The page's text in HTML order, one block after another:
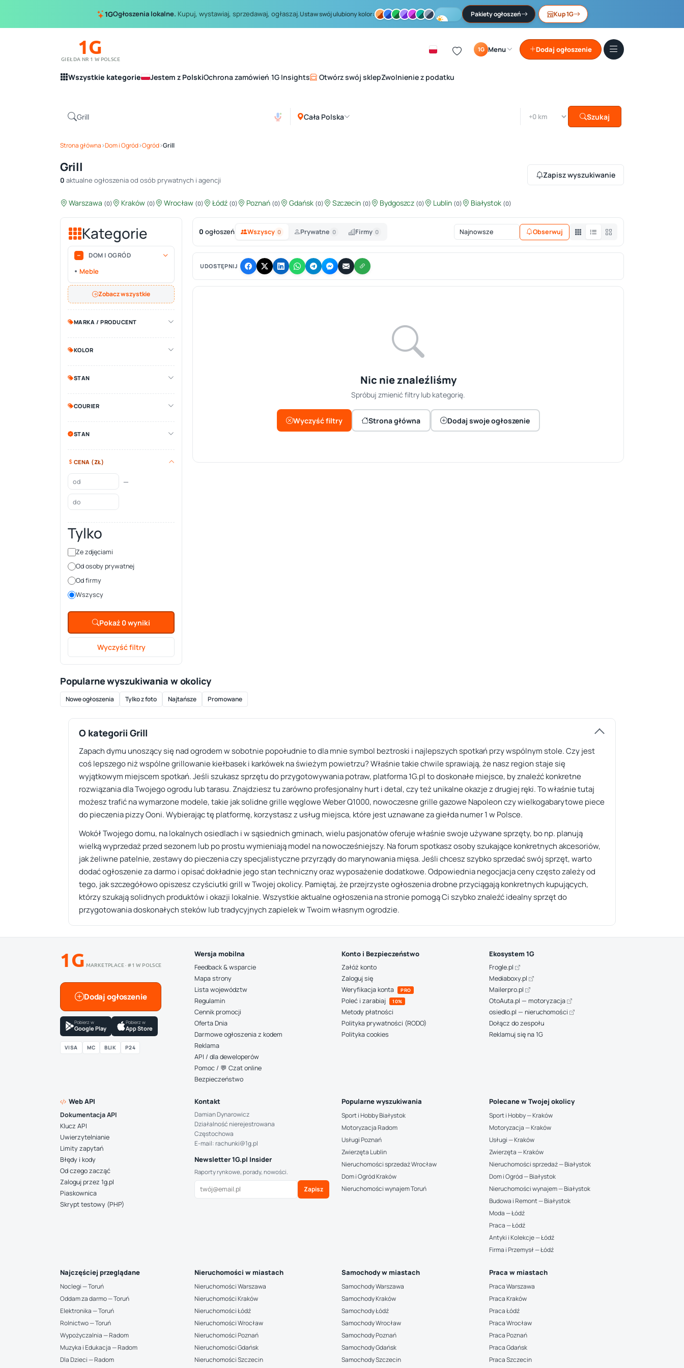
1GOgłoszenia lokalne. Kupuj, wystawiaj, sprzedawaj, ogłaszaj.Ustaw swój ulubiony kolor: Pakiety ogłoszeń Kup 1G
1G
GIEŁDA NR 1 W POLSCE
1G Menu Dodaj ogłoszenie
Wszystkie kategorie Jestem z PolskiOchrona zamówień 1G Insights Otwórz swój sklepZwolnienie z podatku
Cała Polska Szukaj
Strona główna›Dom i Ogród›Ogród›Grill
Grill
0 aktualne ogłoszenia od osób prywatnych i agencji
Zapisz wyszukiwanie
Warszawa (0) Kraków (0) Wrocław (0) Łódź (0) Poznań (0) Gdańsk (0) Szczecin (0) Bydgoszcz (0) Lublin (0) Białystok (0)
Kategorie
DOM I OGRÓD
Meble
Zobacz wszystkie
MARKA / PRODUCENT
KOLOR
STAN
COURIER
STAN
CENA (ZŁ)
—
Tylko
Ze zdjęciami
Od osoby prywatnej
Od firmy
Wszyscy
Pokaż 0 wyniki
Wyczyść filtry
0 ogłoszeń Wszyscy 0 Prywatne 0 Firmy 0 Obserwuj
UDOSTĘPNIJ
Nic nie znaleźliśmy
Spróbuj zmienić filtry lub kategorię.
Wyczyść filtry Strona główna Dodaj swoje ogłoszenie
Popularne wyszukiwania w okolicy
Nowe ogłoszenia Tylko z foto Najtańsze Promowane
O kategorii Grill
Zapach dymu unoszący się nad ogrodem w sobotnie popołudnie to dla mnie symbol beztroski i najlepszych spotkań przy wspólnym stole. Czy jest
coś lepszego niż wspólne grillowanie kiełbasek i karkówek na świeżym powietrzu? Właśnie takie chwile sprawiają, że nasz region staje się
wyjątkowym miejscem spotkań. Jeśli szukasz sprzętu do przygotowywania potraw, platforma 1G.pl to doskonałe miejsce, by znaleźć konkretne
rozwiązania dla Twojego ogrodu lub tarasu. Znajdziesz tu zarówno profesjonalny hurt i detal, czy też unikalne okazje z drugiej ręki. To właśnie tutaj
możesz trafić na wymarzone modele, takie jak solidne grille węglowe Weber Q1000, nowoczesne grille gazowe Napoleon czy wielkogabarytowe piece
do pieczenia pizzy Ooni. Wybierając tę platformę, korzystasz z usług miejsca, które jest uznawane za giełda numer 1 w Polsce.
Wokół Twojego domu, na lokalnych osiedlach i w sąsiednich gminach, wielu pasjonatów oferuje właśnie swoje używane sprzęty, bo np. planują
wielką wyprzedaż przed sezonem lub po prostu wymieniają model na nowocześniejszy. Na forum spotkasz osoby szukające konkretnych akcesoriów,
jak żeliwne patelnie, zestawy do pieczenia czy specjalistyczne przyrządy do marynowania mięsa. Jeśli chcesz szybko sprzedać swój sprzęt, warto
dodać ogłoszenie za darmo i opisać dokładnie jego stan techniczny oraz wyposażenie dodatkowe. Odpowiednia negocjacja ceny często zależy od
tego, jak szczegółowo opiszesz czyściutki grill w Twojej okolicy. Pamiętaj, że przejrzyste ogłoszenia drobne przyciągają konkretnych kupujących,
którzy szukają solidnych produktów i okazji lokalnie. Wszystkie aktualne ogłoszenia na stronie pomogą Ci szybko znaleźć idealny sprzęt do
przygotowania doskonałych steków lub tradycyjnych zapielek w Twoim własnym ogrodzie.
1G MARKETPLACE · #1 W POLSCE
Dodaj ogłoszenie
Pobierz w
Google Play
Pobierz w
App Store
VISA MC BLIK P24
Wersja mobilna
Feedback & wsparcie
Mapa strony
Lista województw
Regulamin
Cennik promocji
Oferta Dnia
Darmowe ogłoszenia z kodem
Reklama
API / dla deweloperów
Pomoc / 💬 Czat online
Bezpieczeństwo
Konto i Bezpieczeństwo
Załóż konto
Zaloguj się
Weryfikacja konta
PRO
Poleć i zarabiaj 10%
Metody płatności
Polityka prywatności (RODO)
Polityka cookies
Ekosystem 1G
Frogle.pl
Mediaboxy.pl
Mailerpro.pl
OtoAuta.pl — motoryzacja
osiedlo.pl — nieruchomości
Dołącz do zespołu
Reklamuj się na 1G
Web API
Dokumentacja API
Klucz API
Uwierzytelnianie
Limity zapytań
Błędy i kody
Od czego zacząć
Zaloguj przez 1g.pl
Piaskownica
Skrypt testowy (PHP)
Kontakt
Damian Dynarowicz
Działalność nierejestrowana
Częstochowa
E-mail: rachunki@1g.pl
Newsletter 1G.pl Insider
Raporty rynkowe, porady, nowości.
Zapisz
Popularne wyszukiwania
Sport i Hobby Białystok
Motoryzacja Radom
Usługi Poznań
Zwierzęta Lublin
Nieruchomości sprzedaż Wrocław
Dom i Ogród Kraków
Nieruchomości wynajem Toruń
Polecane w Twojej okolicy
Sport i Hobby — Kraków
Motoryzacja — Kraków
Usługi — Kraków
Zwierzęta — Kraków
Nieruchomości sprzedaż — Białystok
Dom i Ogród — Białystok
Nieruchomości wynajem — Białystok
Budowa i Remont — Białystok
Moda — Łódź
Praca — Łódź
Antyki i Kolekcje — Łódź
Firma i Przemysł — Łódź
Najczęściej przeglądane
Noclegi — Toruń
Oddam za darmo — Toruń
Elektronika — Toruń
Rolnictwo — Toruń
Wypożyczalnia — Radom
Muzyka i Edukacja — Radom
Dla Dzieci — Radom
Nieruchomości w miastach
Nieruchomości Warszawa
Nieruchomości Kraków
Nieruchomości Łódź
Nieruchomości Wrocław
Nieruchomości Poznań
Nieruchomości Gdańsk
Nieruchomości Szczecin
Samochody w miastach
Samochody Warszawa
Samochody Kraków
Samochody Łódź
Samochody Wrocław
Samochody Poznań
Samochody Gdańsk
Samochody Szczecin
Praca w miastach
Praca Warszawa
Praca Kraków
Praca Łódź
Praca Wrocław
Praca Poznań
Praca Gdańsk
Praca Szczecin